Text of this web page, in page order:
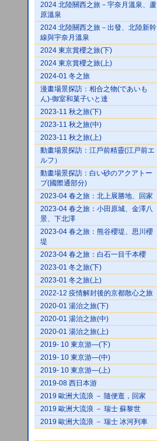
2024 北陸關西之旅－宇奈月溫泉、蘆
原溫泉
2024 北陸關西之旅－出發、北陸新幹
線與宇奈月溫泉
2024 東京賞櫻之旅(下)
2024 東京賞櫻之旅(上)
2024-01 冬之旅
漫畫場景探訪：相合之物(であいも
ん)-御室和菓子いと達
2023-11 秋之旅(下)
2023-11 秋之旅(中)
2023-11 秋之旅(上)
動畫場景探訪：江戶前精靈(江戸前エ
ルフ）
動畫場景探訪：白い砂のアクアトー
プ(國際通部分)
2023-04 春之旅：北上展勝地、回家
2023-04 春之旅：小田原城、金澤八
景、下北澤
2023-04 春之旅：熊谷櫻堤、思川櫻
堤
2023-04 春之旅：白石一目千本櫻
2023-01 冬之旅(下)
2023-01 冬之旅(上)
2022-12 疫情解封後的京都散心之旅
2020-01 湯治之旅(下)
2020-01 湯治之旅(中)
2020-01 湯治之旅(上)
2019- 10 東京游—(下)
2019- 10 東京游—(中)
2019- 10 東京游—(上)
2019-08 西日本游
2019 歐洲大流浪 － 隨便逛，回家
2019 歐洲大流浪 － 瑞士 蘇黎世
2019 歐洲大流浪 － 瑞士 冰河列車